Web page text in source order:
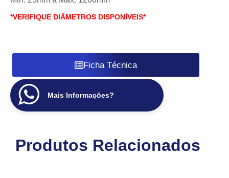
*VERIFIQUE DIÂMETROS DISPONÍVEIS*
Ficha Técnica
Mais Informações?
Produtos Relacionados